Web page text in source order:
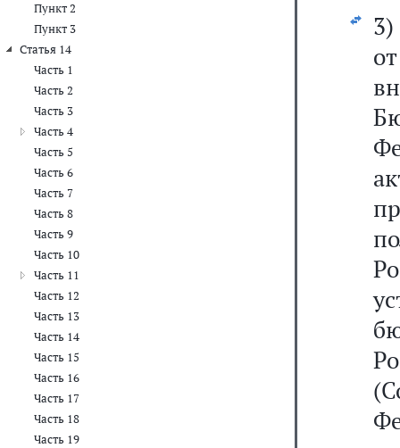
Пункт 2
Пункт 3
Статья 14
Часть 1
Часть 2
Часть 3
Часть 4
Часть 5
Часть 6
Часть 7
Часть 8
Часть 9
Часть 10
Часть 11
Часть 12
Часть 13
Часть 14
Часть 15
Часть 16
Часть 17
Часть 18
Часть 19